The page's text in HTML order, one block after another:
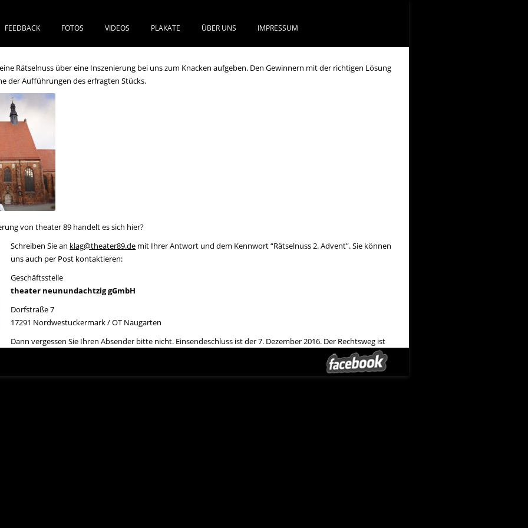
FEEDBACK FOTOS VIDEOS PLAKATE ÜBER UNS IMPRESSUM
Rätselnuss über eine Inszenierung bei uns zum Knacken aufgeben. Den Gewinnern mit der richtigen Lösung
der Aufführungen des erfragten Stücks.
von theater 89 handelt es sich hier?
Schreiben Sie an klag@theater89.de mit Ihrer Antwort und dem Kennwort “Rätselnuss 2. Advent”. Sie können
uns auch per Post kontaktieren:
Geschäftsstelle
theater neunundachtzig gGmbH
Dorfstraße 7
17291 Nordwestuckermark / OT Naugarten
Dann vergessen Sie Ihren Absender bitte nicht. Einsendeschluss ist der 7. Dezember 2016. Der Rechtsweg ist